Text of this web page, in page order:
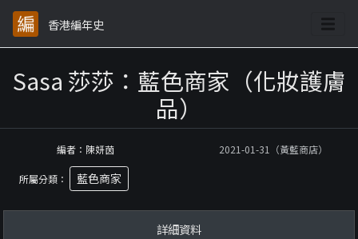
香港編年史
Sasa 莎莎：藍色商家（化妝護膚
品）
編者：陳妍茵 2021-01-31（黃藍商店）
所屬分類： 藍色商家
詳細資料